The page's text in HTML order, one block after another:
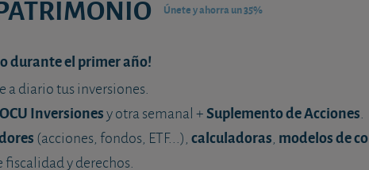
Únete y ahorra un 35%
durante el primer año!
a diario tus inversiones.
Inversionesy otra semanal +Suplemento de Acciones.
(acciones, fondos, ETF...), calculadoras, modelos de
fiscalidad y derechos.